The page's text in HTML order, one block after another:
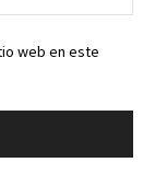
web en este